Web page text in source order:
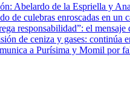
Abelardo de la Espriella y
de culebras enroscadas en un
responsabilidad”: el
de ceniza y gases: continúa
a Purísima y Momil por